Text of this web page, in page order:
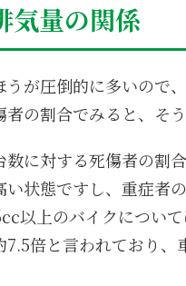
気量の関係
が圧倒的に多いので
の割合でみると、そ
数に対する死傷者の割
状態ですし、重症者
以上のバイクについ
倍と言われており